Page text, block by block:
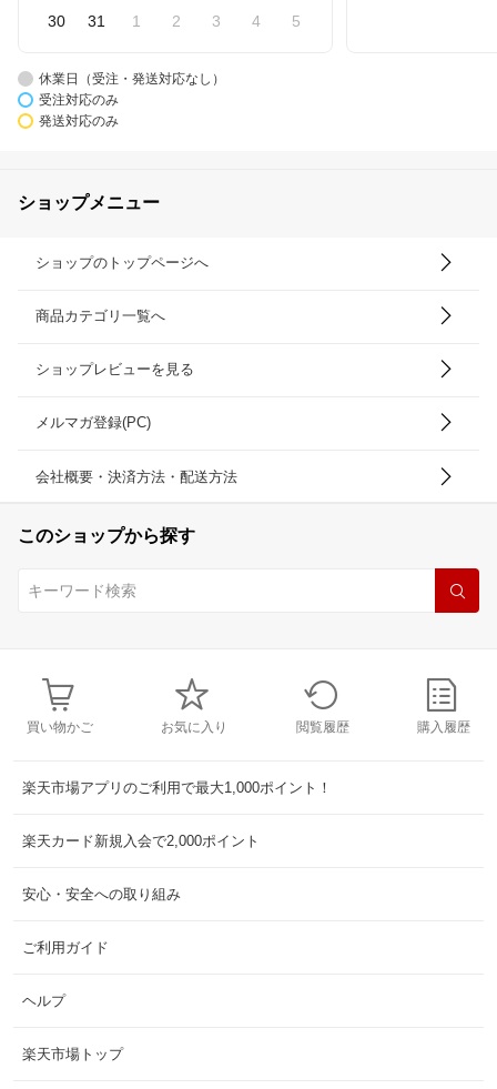
30 31 1 2 3 4 5
休業日（受注・発送対応なし）
受注対応のみ
発送対応のみ
ショップメニュー
ショップのトップページへ
商品カテゴリ一覧へ
ショップレビューを見る
メルマガ登録(PC)
会社概要・決済方法・配送方法
このショップから探す
買い物かご お気に入り 閲覧履歴 購入履歴
楽天市場アプリのご利用で最大1,000ポイント！
楽天カード新規入会で2,000ポイント
安心・安全への取り組み
ご利用ガイド
ヘルプ
楽天市場トップ